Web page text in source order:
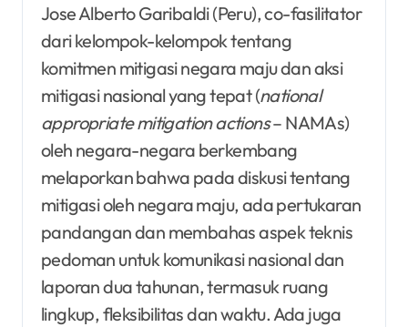
Jose Alberto Garibaldi (Peru), co-fasilitator
dari kelompok-kelompok tentang
komitmen mitigasi negara maju dan aksi
mitigasi nasional yang tepat (national
appropriate mitigation actions– NAMAs)
oleh negara-negara berkembang
melaporkan bahwa pada diskusi tentang
mitigasi oleh negara maju, ada pertukaran
pandangan dan membahas aspek teknis
pedoman untuk komunikasi nasional dan
laporan dua tahunan, termasuk ruang
lingkup, fleksibilitas dan waktu. Ada juga